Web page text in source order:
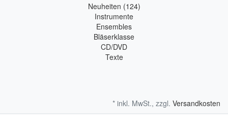
Neuheiten (124)
Instrumente
Ensembles
Bläserklasse
CD/DVD
Texte
* inkl. MwSt., zzgl. Versandkosten